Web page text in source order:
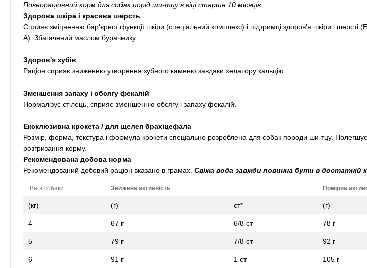
Повнораціонний корм для собак порід ши-тцу в віці старше 10 місяців
Здорова шкіра і красива шерсть
Сприяє зміцненню бар'єрної функції шкіри (спеціальний комплекс) і підтримці здоров'я шкіри і шерсті
А). Збагачений маслом бурачнику.
Здоров'я зубів
Раціон сприяє зниженню утворення зубного каменю завдяки хелатору кальцію.
Зменшення запаху і обсягу фекалій
Нормалізує стілець, сприяє зменшенню обсягу і запаху фекалій.
Ексклюзивна крокета / для щелеп брахіцефала
Розмір, форма, текстура і формула крокети спеціально розроблена для собак породи ши-тцу.
розгризання корму.
Рекомендована добова норма
Рекомендований добовий раціон вказано в грамах. Свіжа вода завжди повинна бути в достатній
Вага собаки Знижена активність Помірна
(кг) (г) ст* (г)
4 67 г 6/8 ст 78 г
5 79 г 7/8 ст 92 г
6 91 г 1 ст 105 г